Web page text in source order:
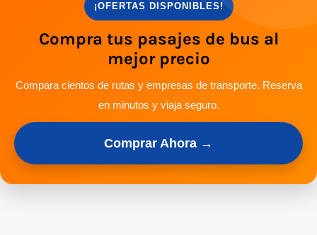
¡OFERTAS DISPONIBLES!
Compra tus pasajes de bus al
mejor precio
Compara cientos de rutas y empresas de transporte. Reserva
en minutos y viaja seguro.
Comprar Ahora →